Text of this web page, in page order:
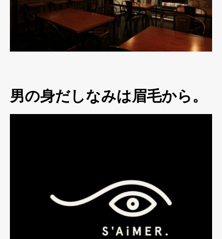
男の身だしなみは眉毛から。